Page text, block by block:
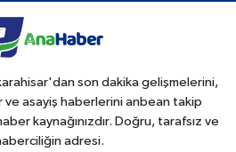
son dakika gelişmelerini,
asayiş haberlerini anbean takip
kaynağınızdır. Doğru, tarafsız ve
adresi.